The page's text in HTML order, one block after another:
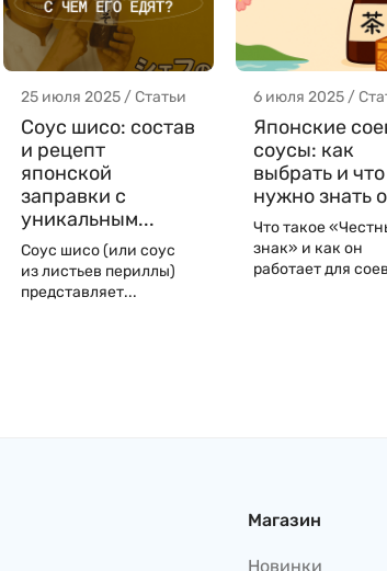
25 июля 2025 / Статьи
Соус шисо: состав
и рецепт
японской
заправки с
уникальным...
Соус шисо (или соус
из листьев периллы)
представляет...
6 июля 2025 /
Японские
соусы: как
выбрать и что
нужно знать
Что такое
знак» и как он
работает для
Магазин
Новинки